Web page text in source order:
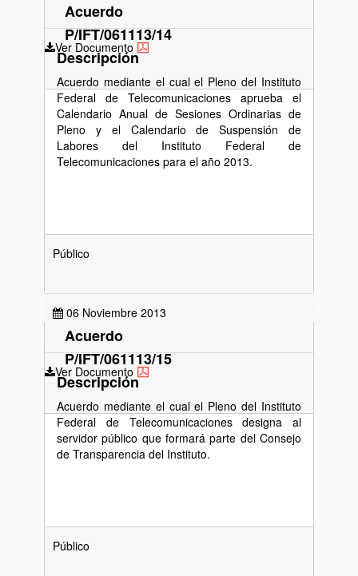
Ver Documento
Acuerdo
P/IFT/061113/14
Descripción
Acuerdo mediante el cual el Pleno del Instituto
Federal de Telecomunicaciones aprueba el
Calendario Anual de Sesiones Ordinarias de
Pleno y el Calendario de Suspensión de
Labores del Instituto Federal de
Telecomunicaciones para el año 2013.
Público
06 Noviembre 2013
Ver Documento
Acuerdo
P/IFT/061113/15
Descripción
Acuerdo mediante el cual el Pleno del Instituto
Federal de Telecomunicaciones designa al
servidor público que formará parte del Consejo
de Transparencia del Instituto.
Público